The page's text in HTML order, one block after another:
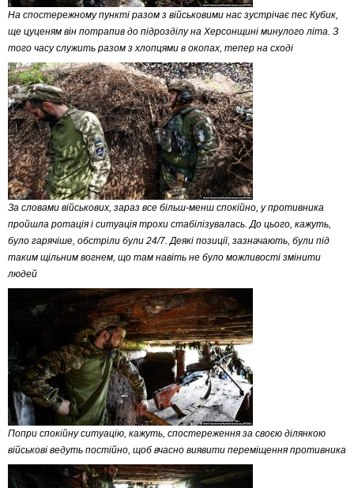
На спостережному пункті разом з військовими нас зустрічає пес Кубик,
ще цуценям він потрапив до підрозділу на Херсонщині минулого літа. З
того часу служить разом з хлопцями в окопах, тепер на сході
За словами військових, зараз все більш-менш спокійно, у противника
пройшла ротація і ситуація трохи стабілізувалась. До цього, кажуть,
було гарячіше, обстріли були 24/7. Деякі позиції, зазначають, були під
таким щільним вогнем, що там навіть не було можливості змінити
людей
Попри спокійну ситуацію, кажуть, спостереження за своєю ділянкою
військові ведуть постійно, щоб вчасно виявити переміщення противника